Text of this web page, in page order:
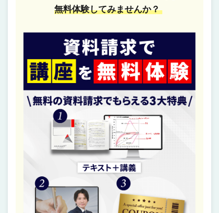
無料体験してみませんか？